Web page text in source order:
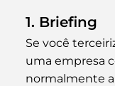
1. Briefing
Se você
uma empresa
normalmente